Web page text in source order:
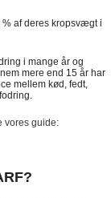
af deres kropsvægt i
i mange år og
mere end 15 år har
mellem kød, fedt,
vores guide: